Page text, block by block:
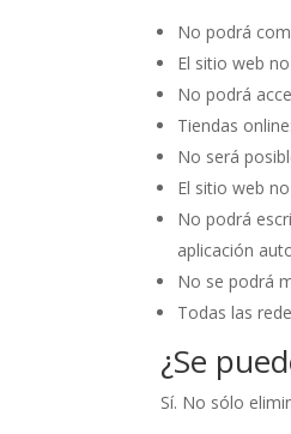
No podrá
El sitio web
No podrá
Tiendas
No será
El sitio web
No podrá
aplicación
No se podrá
Todas las
¿Se
Sí. No sólo